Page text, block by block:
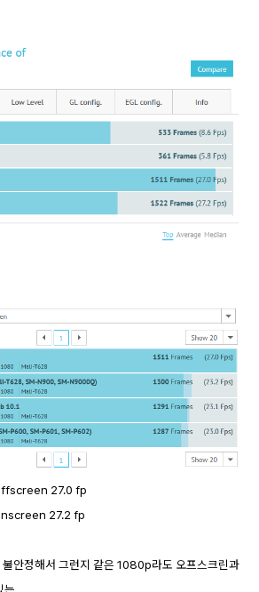
27.0 fp
27.2 fp
안정해서 그런지 같은 1080p라도 오프스크린과